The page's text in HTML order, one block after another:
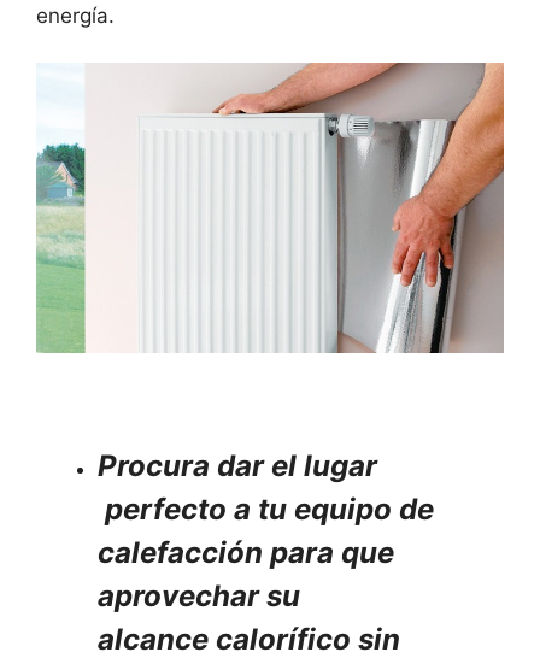
energía.
Procura dar el lugar
perfecto a tu equipo de
calefacción para que
aprovechar su
alcance calorífico sin